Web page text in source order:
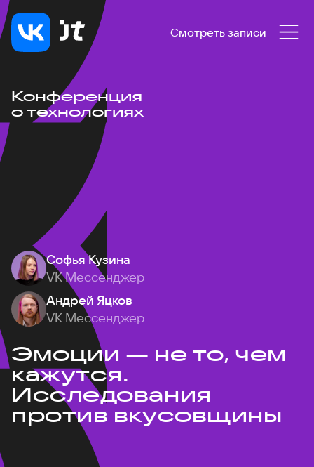
Смотреть записи
Конференция
о технологиях
Софья Кузина
VK Мессенджер
Андрей Яцков
VK Мессенджер
Эмоции — не то, чем
кажутся.
Исследования
против вкусовщины